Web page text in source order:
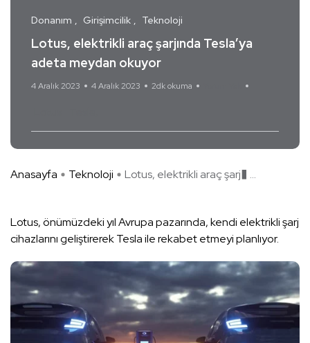
Donanım Girişimcilik Teknoloji
Lotus, elektrikli araç şarjında Tesla’ya
adeta meydan okuyor
4 Aralık 2023 4 Aralık 2023 2dk okuma
Anasayfa Teknoloji Lotus, elektrikli araç şarj� ...
Lotus, önümüzdeki yıl Avrupa pazarında, kendi elektrikli şarj
cihazlarını geliştirerek Tesla ile rekabet etmeyi planlıyor.